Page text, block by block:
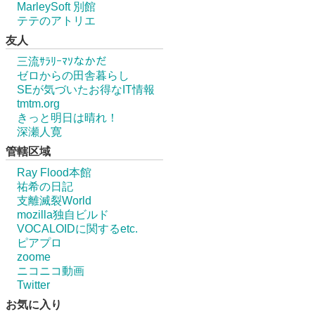
MarleySoft 別館
テテのアトリエ
友人
三流ｻﾗﾘｰﾏｿなかだ
ゼロからの田舎暮らし
SEが気づいたお得なIT情報
tmtm.org
きっと明日は晴れ！
深瀬人寛
管轄区域
Ray Flood本館
祐希の日記
支離滅裂World
mozilla独自ビルド
VOCALOIDに関するetc.
ピアプロ
zoome
ニコニコ動画
Twitter
お気に入り